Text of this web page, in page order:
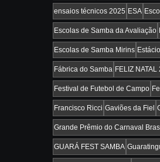
ensaios técnicos 2025 ESA
Escolas de Samba da Avaliação
Escolas de Samba Mirins
Fábrica do Samba FELIZ NATAL
Festival de Futebol de Campo
Francisco Ricci Gaviões da Fiel
Grande Prêmio do Carnaval
GUARÁ FEST SAMBA